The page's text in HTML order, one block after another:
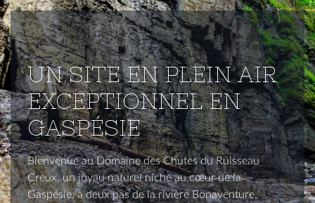
UN SITE EN PLEIN AIR
EXCEPTIONNEL EN
GASPÉSIE
Bienvenue au Domaine des Chutes du Ruisseau
Creux, un joyau naturel niché au cœur de la
Gaspésie, à deux pas de la rivière Bonaventure.